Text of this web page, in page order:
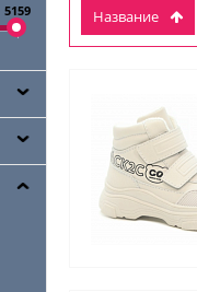
5159 Название